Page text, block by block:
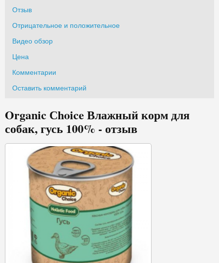
Отзыв
Отрицательное и положительное
Видео обзор
Цена
Комментарии
Оставить комментарий
Organic Сhoice Влажный корм для
собак, гусь 100% - отзыв